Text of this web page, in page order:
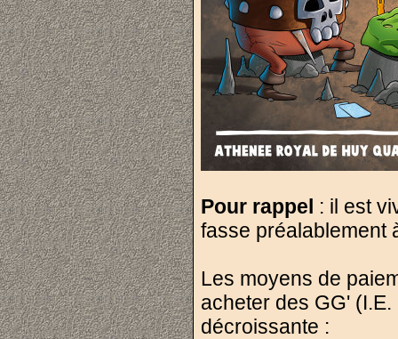
Pour rappel : il est
fasse préalablement
Les moyens de
acheter des GG'
décroissante :